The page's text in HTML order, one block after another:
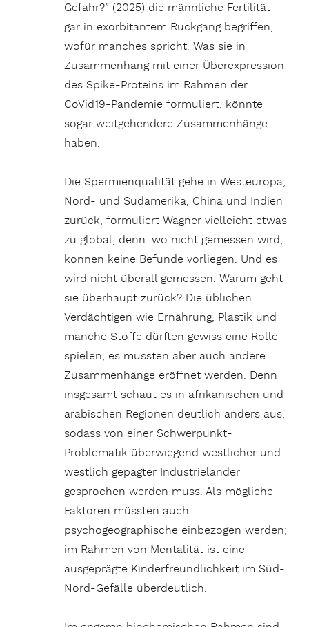
Gefahr?” (2025) die männliche Fertilität
gar in exorbitantem Rückgang begriffen,
wofür manches spricht. Was sie in
Zusammenhang mit einer Überexpression
des Spike-Proteins im Rahmen der
CoVid19-Pandemie formuliert, könnte
sogar weitgehendere Zusammenhänge
haben.
Die Spermienqualität gehe in Westeuropa,
Nord- und Südamerika, China und Indien
zurück, formuliert Wagner vielleicht etwas
zu global, denn: wo nicht gemessen wird,
können keine Befunde vorliegen. Und es
wird nicht überall gemessen. Warum geht
sie überhaupt zurück? Die üblichen
Verdächtigen wie Ernährung, Plastik und
manche Stoffe dürften gewiss eine Rolle
spielen, es müssten aber auch andere
Zusammenhänge eröffnet werden. Denn
insgesamt schaut es in afrikanischen und
arabischen Regionen deutlich anders aus,
sodass von einer Schwerpunkt-
Problematik überwiegend westlicher und
westlich gepägter Industrieländer
gesprochen werden muss. Als mögliche
Faktoren müssten auch
psychogeographische einbezogen werden;
im Rahmen von Mentalität ist eine
ausgeprägte Kinderfreundlichkeit im Süd-
Nord-Gefälle überdeutlich.